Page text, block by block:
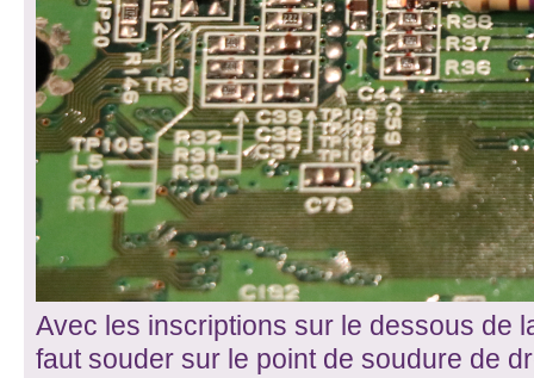
Avec les inscriptions sur le dessous de
faut souder sur le point de soudure de